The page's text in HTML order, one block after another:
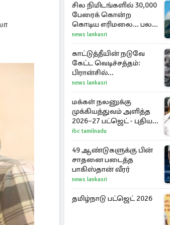
சில நிமிடங்களில் 30,000
பேரைக் கொன்ற
கொடிய எரிமலை... பல
தசாப்த கால
அமைதிக்குப் பிறகு
மீண்டும்
news lankasri
காட்டுத்தீயின் நடுவே
கேட்ட வெடிச்சத்தம்:
பிரான்சில்
கண்டுபிடிக்கப்பட்டுள்ள
வெடிகுண்டுகள்
news lankasri
மக்கள் நலனுக்கு
முக்கியத்துவம் அளித்த
2026–27 பட்ஜெட் - புதிய
நலத்திட்டங்கள்
என்னென்ன?
ibc tamilnadu
49 ஆண்டுகளுக்கு பின்
சாதனை படைத்த
பாகிஸ்தான் வீரர்
news lankasri
தமிழ்நாடு பட்ஜெட் 2026